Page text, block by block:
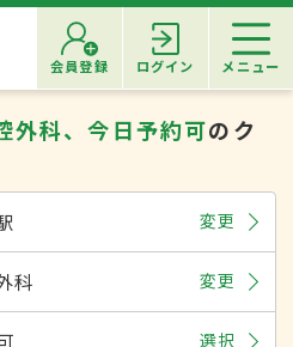
会員登録 ログイン メニュー
外科、今日予約可のク
変更
科 変更
選択